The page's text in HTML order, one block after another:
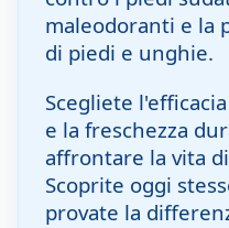
maleodoranti e la
di piedi e unghie.
Scegliete
e la freschezza
affrontare la vita
Scoprite oggi
provate la